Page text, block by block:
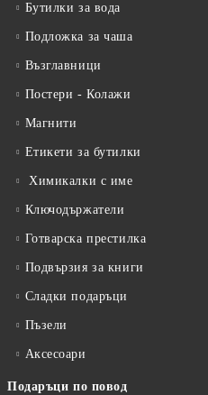
Бутилки за вода
Подложка за чаша
Възглавници
Постери - Колажи
Магнити
Етикети за бутилки
Химикалки с име
Ключодържатели
Готварска престилка
Подвързия за книги
Сладки подаръци
Пъзели
Аксесоари
Подаръци по повод